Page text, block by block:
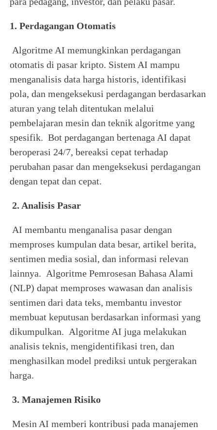
1. Perdagangan Otomatis
Algoritme AI memungkinkan perdagangan
otomatis di pasar kripto. Sistem AI mampu
menganalisis data harga historis, identifikasi
pola, dan mengeksekusi perdagangan berdasarkan
aturan yang telah ditentukan melalui
pembelajaran mesin dan teknik algoritme yang
spesifik. Bot perdagangan bertenaga AI dapat
beroperasi 24/7, bereaksi cepat terhadap
perubahan pasar dan mengeksekusi perdagangan
dengan tepat dan cepat.
2. Analisis Pasar
AI membantu menganalisa pasar dengan
memproses kumpulan data besar, artikel berita,
sentimen media sosial, dan informasi relevan
lainnya. Algoritme Pemrosesan Bahasa Alami
(NLP) dapat memproses wawasan dan analisis
sentimen dari data teks, membantu investor
membuat keputusan berdasarkan informasi yang
dikumpulkan. Algoritme AI juga melakukan
analisis teknis, mengidentifikasi tren, dan
menghasilkan model prediksi untuk pergerakan
harga.
3. Manajemen Risiko
Mesin AI memberi kontribusi pada manajemen